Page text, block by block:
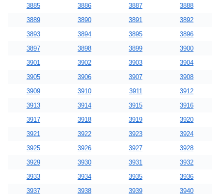
3885
3886 3887
3888
3889
3890 3891
3892
3893
3894 3895
3896
3897
3898 3899
3900
3901
3902 3903
3904
3905
3906 3907
3908
3909
3910 3911
3912
3913
3914 3915
3916
3917
3918 3919
3920
3921
3922 3923
3924
3925
3926 3927
3928
3929
3930 3931
3932
3933
3934 3935
3936
3937
3938 3939
3940